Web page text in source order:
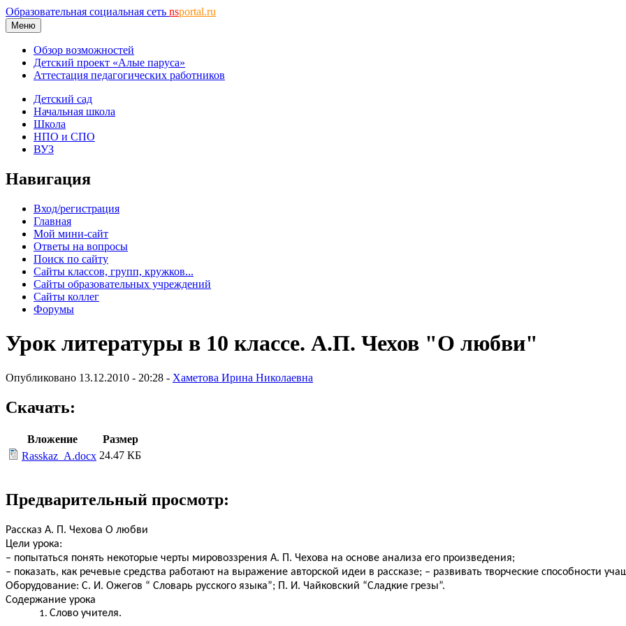
Образовательная социальная сеть nsportal.ru
Меню
Обзор возможностей
Детский проект «Алые паруса»
Аттестация педагогических работников
Детский сад
Начальная школа
Школа
НПО и СПО
ВУЗ
Навигация
Вход/регистрация
Главная
Мой мини-сайт
Ответы на вопросы
Поиск по сайту
Сайты классов, групп, кружков...
Сайты образовательных учреждений
Сайты коллег
Форумы
Урок литературы в 10 классе. А.П. Чехов "О любви"
Опубликовано 13.12.2010 - 20:28 - Хаметова Ирина Николаевна
Скачать:
Вложение
Размер
Rasskaz_A.docx 24.47 КБ
Предварительный просмотр:
Рассказ А. П. Чехова О любви
Цели урока:
– попытаться понять некоторые черты мировоззрения А. П. Чехова на основе анализа его произведения;
– показать, как речевые средства работают на выражение авторской идеи в рассказе; – развивать творческие способности
Оборудование: С. И. Ожегов “ Словарь русского языка”; П. И. Чайковский “Сладкие грезы”.
Содержание урока
Слово учителя.